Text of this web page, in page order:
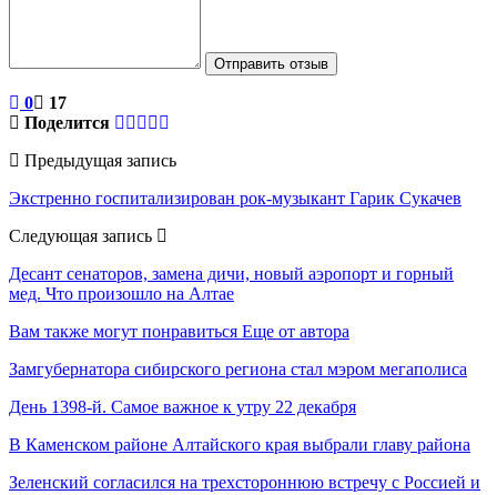
Отправить отзыв
0
17
Поделится
Предыдущая запись
Экстренно госпитализирован рок-музыкант Гарик Сукачев
Следующая запись
Десант сенаторов, замена дичи, новый аэропорт и горный
мед. Что произошло на Алтае
Вам также могут понравиться Еще от автора
Замгубернатора сибирского региона стал мэром мегаполиса
День 1398-й. Самое важное к утру 22 декабря
В Каменском районе Алтайского края выбрали главу района
Зеленский согласился на трехстороннюю встречу с Россией и